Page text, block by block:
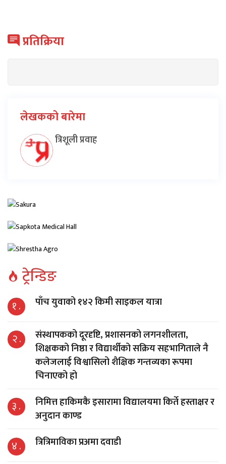
प्रतिक्रिया
लेखकको बारेमा
त्रिशूली प्रवाह
ट्रेन्डिङ
१ . पाँच युवाको १४२ किमी साइकल यात्रा
२ .
संस्थापकको दूरदृष्टि, प्रशासनको लगनशीलता,
शिक्षकको निष्ठा र विद्यार्थीको सक्रिय सहभागिताले नै
कलेजलाई विश्वासिलो शैक्षिक गन्तव्यका रूपमा
चिनाएको हो
३ .
निमित्त हाकिमकै इसारामा विद्यालयमा किर्ते हस्ताक्षर र
अनुदान काण्ड
४ . त्रित्रिमाविका प्रअमा दवाडी